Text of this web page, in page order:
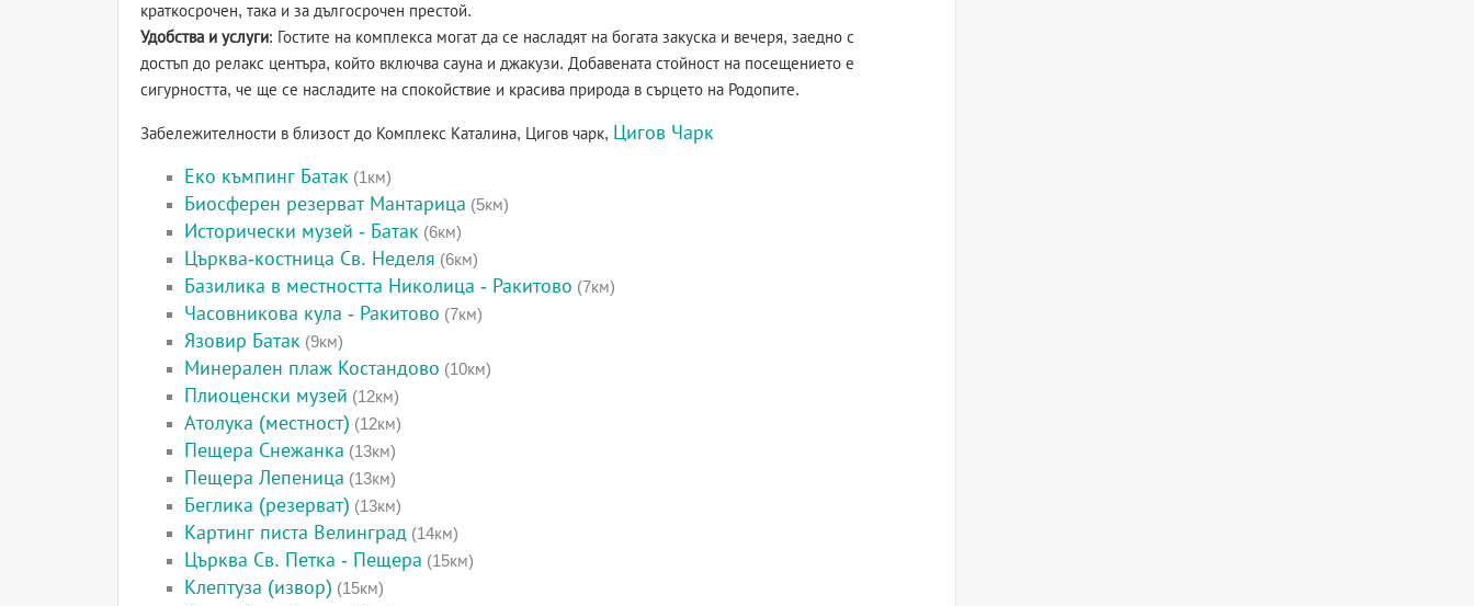
краткосрочен, така и за дългосрочен престой.
Удобства и услуги: Гостите на комплекса могат да се насладят на богата закуска и вечеря, заедно с
достъп до релакс центъра, който включва сауна и джакузи. Добавената стойност на посещението е
сигурността, че ще се насладите на спокойствие и красива природа в сърцето на Родопите.
Забележителности в близост до Комплекс Каталина, Цигов чарк, Цигов Чарк
Еко къмпинг Батак (1км)
Биосферен резерват Мантарица (5км)
Исторически музей - Батак (6км)
Църква-костница Св. Неделя (6км)
Базилика в местността Николица - Ракитово (7км)
Часовникова кула - Ракитово (7км)
Язовир Батак (9км)
Минерален плаж Костандово (10км)
Плиоценски музей (12км)
Атолука (местност) (12км)
Пещера Снежанка (13км)
Пещера Лепеница (13км)
Беглика (резерват) (13км)
Картинг писта Велинград (14км)
Църква Св. Петка - Пещера (15км)
Клептуза (извор) (15км)